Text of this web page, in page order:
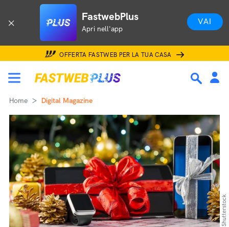
FastwebPlus
Apri nell'app
VAI
OFFERTA FASTWEB PER LA TUA CASA
Home Digital Magazine
Shutterstock